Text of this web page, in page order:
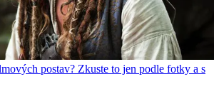
postav? Zkuste to jen podle fotky a s